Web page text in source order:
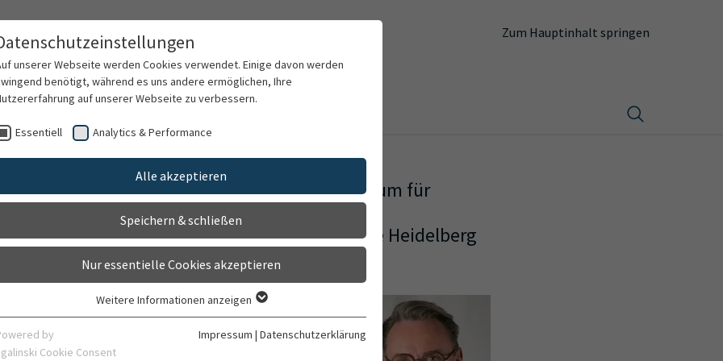
Informationstechnologie
Zum Hauptinhalt springen
Willkommen beim Zentrum für
Digitalisierung und
Informationstechnologie Heidelberg
(ZDI)
und Informationstechnologie (ZDI) am
sorgen wir dafür, dass die digitale
sicher und zukunftsfähig aufgestellt ist. So
unserer Webseite werden Cookies verwendet. Einige davon werden
benötigt, während es uns andere ermöglichen, Ihre
auf unserer Webseite zu verbessern.
Essentiell Analytics & Performance
Alle akzeptieren
Speichern & schließen
Nur essentielle Cookies akzeptieren
Essentielle Cookies werden für grundlegende Funktionen der Webseite
benötigt. Dadurch ist gewährleistet, dass die Webseite einwandfrei
Weitere Informationen anzeigen
by
Cookie Consent
Impressum | Datenschutzerklärung